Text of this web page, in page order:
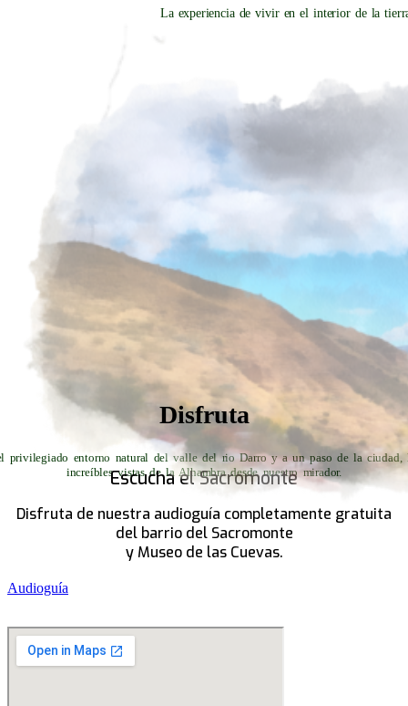
La experiencia de vivir en el interior de la
Disfruta
privilegiado entorno natural del valle del rio Darro y a un paso de la ciudad,
increíbles vistas de la Alhambra desde nuestro mirador.
Escucha el Sacromonte
Disfruta de nuestra audioguía completamente gratuita
del barrio del Sacromonte
y Museo de las Cuevas.
Audioguía